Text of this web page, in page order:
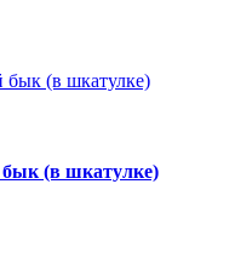
бык (в шкатулке)